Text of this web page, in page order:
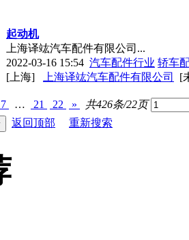
起动机
上海译竑汽车配件有限公司...
2022-03-16 15:54 汽车配件行业 轿车
[上海]
上海译竑汽车配件有限公司 [
7 … 21 22 »
共426条/22页
返回顶部
重新搜索